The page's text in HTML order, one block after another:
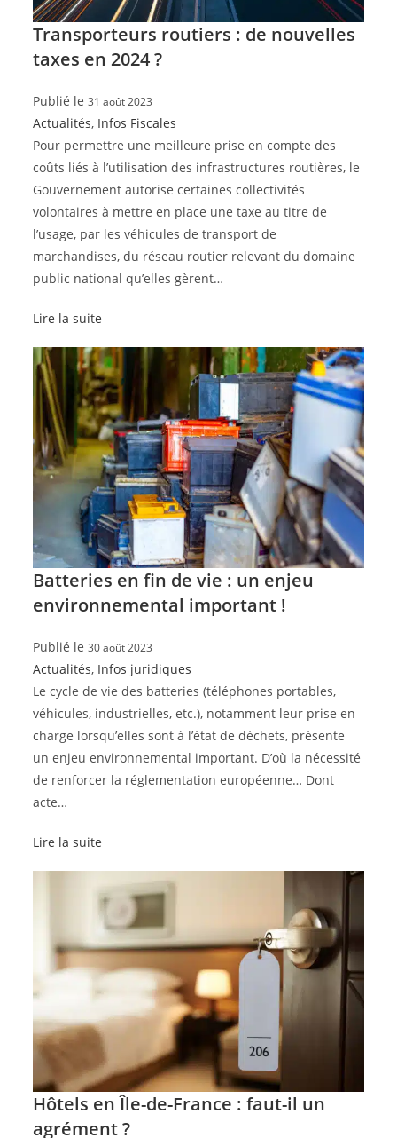
Transporteurs routiers : de nouvelles
taxes en 2024 ?
Publié le31 août 2023
Actualités, Infos Fiscales
Pour permettre une meilleure prise en compte des
coûts liés à l’utilisation des infrastructures routières, le
Gouvernement autorise certaines collectivités
volontaires à mettre en place une taxe au titre de
l’usage, par les véhicules de transport de
marchandises, du réseau routier relevant du domaine
public national qu’elles gèrent…
Lire la suite
Batteries en fin de vie : un enjeu
environnemental important !
Publié le30 août 2023
Actualités, Infos juridiques
Le cycle de vie des batteries (téléphones portables,
véhicules, industrielles, etc.), notamment leur prise en
charge lorsqu’elles sont à l’état de déchets, présente
un enjeu environnemental important. D’où la nécessité
de renforcer la réglementation européenne… Dont
acte…
Lire la suite
Hôtels en Île-de-France : faut-il un
agrément ?